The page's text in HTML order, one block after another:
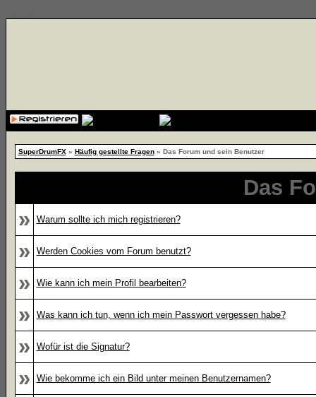
SuperDrumFX» Häufig gestellte Fragen» Das Forum und sein Benutzer
Das
»
Warum sollte ich mich registrieren?
» Werden Cookies vom Forum benutzt?
» Wie kann ich mein Profil bearbeiten?
» Was kann ich tun, wenn ich mein Passwort vergessen habe?
» Wofür ist die Signatur?
» Wie bekomme ich ein Bild unter meinen Benutzernamen?